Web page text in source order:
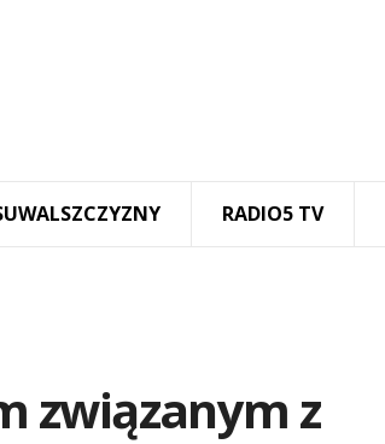
RADIO5 TV
związanym z